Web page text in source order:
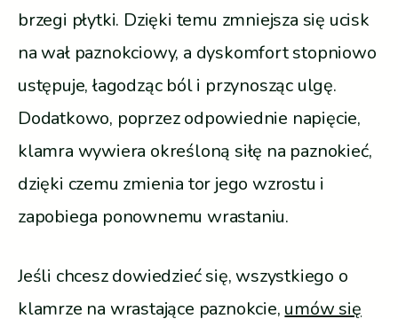
brzegi płytki. Dzięki temu zmniejsza się ucisk
na wał paznokciowy, a dyskomfort stopniowo
ustępuje, łagodząc ból i przynosząc ulgę.
Dodatkowo, poprzez odpowiednie napięcie,
klamra wywiera określoną siłę na paznokieć,
dzięki czemu zmienia tor jego wzrostu i
zapobiega ponownemu wrastaniu.
Jeśli chcesz dowiedzieć się, wszystkiego o
klamrze na wrastające paznokcie, umów się